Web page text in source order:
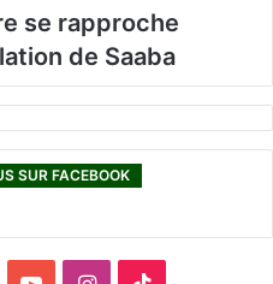
se rapproche
de Saaba
SUR FACEBOOK